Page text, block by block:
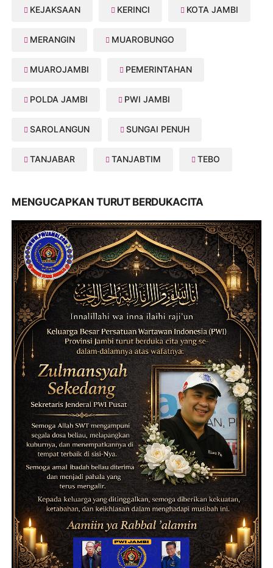
KEJAKSAAN KERINCI KOTA JAMBI
MERANGIN MUAROBUNGO
MUAROJAMBI PEMERINTAHAN
POLDA JAMBI PWI JAMBI
SAROLANGUN SUNGAI PENUH
TANJABAR TANJABTIM TEBO
MENGUCAPKAN TURUT BERDUKACITA